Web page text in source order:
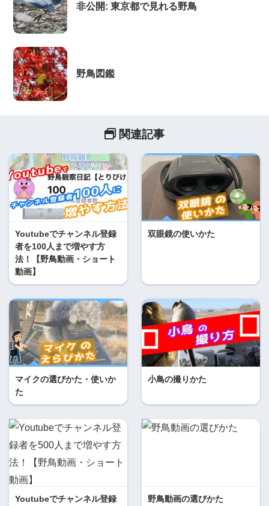
非公開: 東京都で見れる野鳥
野鳥図鑑
関連記事
Youtubeでチャンネル登録
者を100人まで増やす方
法！【野鳥動画・ショート
動画】
双眼鏡の使いかた
マイクの選びかた・使いか
た
小鳥の撮りかた
Youtubeでチャンネル登録 野鳥動画の選びかた